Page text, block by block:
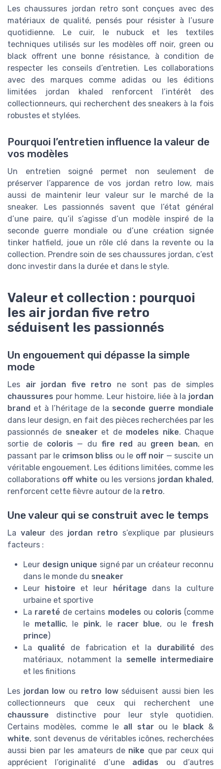
Les chaussures jordan retro sont conçues avec des
matériaux de qualité, pensés pour résister à l’usure
quotidienne. Le cuir, le nubuck et les textiles
techniques utilisés sur les modèles off noir, green ou
black offrent une bonne résistance, à condition de
respecter les conseils d’entretien. Les collaborations
avec des marques comme adidas ou les éditions
limitées jordan khaled renforcent l’intérêt des
collectionneurs, qui recherchent des sneakers à la fois
robustes et stylées.
Pourquoi l’entretien influence la valeur de
vos modèles
Un entretien soigné permet non seulement de
préserver l’apparence de vos jordan retro low, mais
aussi de maintenir leur valeur sur le marché de la
sneaker. Les passionnés savent que l’état général
d’une paire, qu’il s’agisse d’un modèle inspiré de la
seconde guerre mondiale ou d’une création signée
tinker hatfield, joue un rôle clé dans la revente ou la
collection. Prendre soin de ses chaussures jordan, c’est
donc investir dans la durée et dans le style.
Valeur et collection : pourquoi
les air jordan five retro
séduisent les passionnés
Un engouement qui dépasse la simple
mode
Les air jordan five retro ne sont pas de simples
chaussures pour homme. Leur histoire, liée à la jordan
brand et à l’héritage de la seconde guerre mondiale
dans leur design, en fait des pièces recherchées par les
passionnés de sneakeret de modeles nike. Chaque
sortie de coloris — dufire red au green bean, en
passant par le crimson bliss ou le off noir — suscite un
véritable engouement. Les éditions limitées, comme les
collaborations off white ou les versions jordan khaled ,
renforcent cette fièvre autour de la retro.
Une valeur qui se construit avec le temps
La valeur des jordan retro s’explique par plusieurs
facteurs :
Leur design unique signé par un créateur reconnu
dans le monde du sneaker
Leur
histoire et leur héritage dans la culture
urbaine et sportive
La rareté de certains modeles ou coloris (comme
le metallic, le pink, le racer blue, ou le fresh
prince)
La qualité de fabrication et la durabilité des
matériaux, notamment la semelle intermediaire
et les finitions
Les jordan low ou retro lowséduisent aussi bien les
collectionneurs que ceux qui recherchent une
chaussure distinctive pour leur style quotidien.
Certains modèles, comme le all starou le black&
white, sont devenus de véritables icônes, recherchées
aussi bien par les amateurs de nike que par ceux qui
apprécient l’originalité d’une adidas ou d’autres